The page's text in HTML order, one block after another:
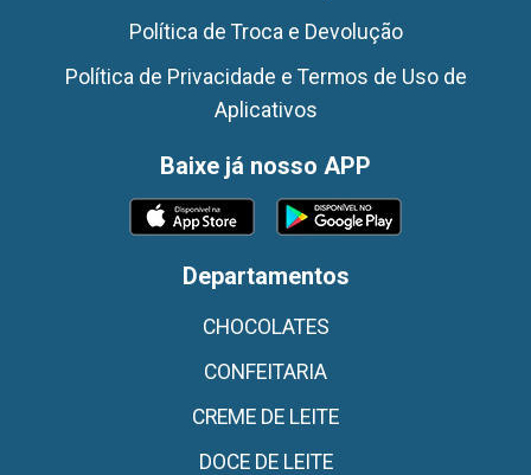
Política de Troca e Devolução
Política de Privacidade e Termos de Uso de
Aplicativos
Baixe já nosso APP
Departamentos
CHOCOLATES
CONFEITARIA
CREME DE LEITE
DOCE DE LEITE